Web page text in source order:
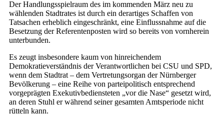
Der Handlungsspielraum des im kommenden März neu zu
wählenden Stadtrates ist durch ein derartiges Schaffen von
Tatsachen erheblich eingeschränkt, eine Einflussnahme auf die
Besetzung der Referentenposten wird so bereits von vornherein
unterbunden.
Es zeugt insbesondere kaum von hinreichendem
Demokratieverständnis der Verantwortlichen bei CSU und SPD,
wenn dem Stadtrat – dem Vertretungsorgan der Nürnberger
Bevölkerung – eine Reihe von parteipolitisch entsprechend
vorgeprägten Exekutivbediensteten „vor die Nase“ gesetzt wird,
an deren Stuhl er während seiner gesamten Amtsperiode nicht
rütteln kann.